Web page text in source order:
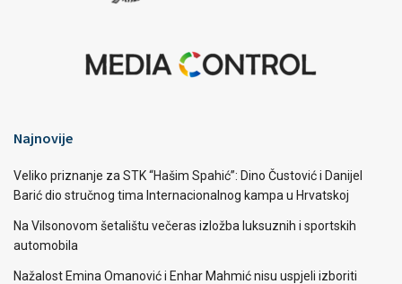
Najnovije
Veliko priznanje za STK “Hašim Spahić”: Dino Čustović i Danijel
Barić dio stručnog tima Internacionalnog kampa u Hrvatskoj
Na Vilsonovom šetalištu večeras izložba luksuznih i sportskih
automobila
Nažalost Emina Omanović i Enhar Mahmić nisu uspjeli izboriti